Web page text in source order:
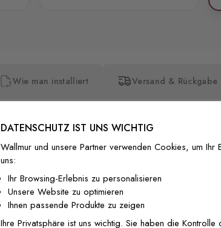
Wie man installiert Versand & Rückgabe
DATENSCHUTZ IST UNS WICHTIG
Wallmur und unsere Partner verwenden Cookies, um
uns:
Ihr Browsing-Erlebnis zu personalisieren
Unsere Website zu optimieren
Ihnen passende Produkte zu zeigen
Ihre Privatsphäre ist uns wichtig. Sie haben die